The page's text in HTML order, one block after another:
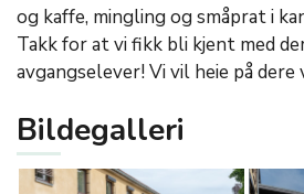
og kaffe, mingling og småprat i
Takk for at vi fikk bli kjent med
avgangselever! Vi vil heie på dere
Bildegalleri